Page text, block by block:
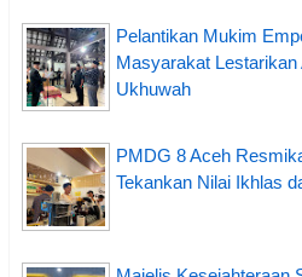
Pelantikan Mukim
Masyarakat Lestarikan
Ukhuwah
PMDG 8 Aceh
Tekankan Nilai Ikhlas